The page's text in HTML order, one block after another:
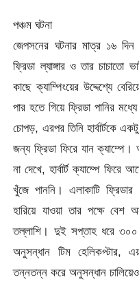
পঞ্চম ঘটনা
জেপসনের ঘটনার মাত্র ১৬
ফ্রিডা ল্যাঙ্গার ও তার চাচাতো
কাছে ক্যাম্পিংয়ের উদ্দেশ্যে
পার হতে গিয়ে ফ্রিডা পানির
চোপড়, এরপর তিনি হার্বার্টকে
জন্য ফ্রিডা ফিরে যান
না দেখে, হার্বার্ট ক্যাম্পে ফিরে
খুঁজে পাননি। এলাকাটি
হারিয়ে যাওয়া তার পক্ষে
তল্লাশি। দুই সপ্তাহ ধরে ৩০০
অনুসন্ধান টিম হেলিকপ্টার,
তন্নতন্ন করে অনুসন্ধান